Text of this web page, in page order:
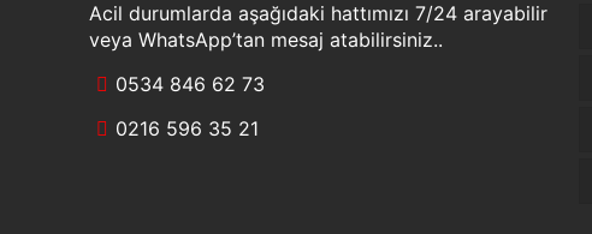
Acil durumlarda aşağıdaki hattımızı 7/24 arayabilir
veya WhatsApp’tan mesaj atabilirsiniz..
0534 846 62 73
0216 596 35 21